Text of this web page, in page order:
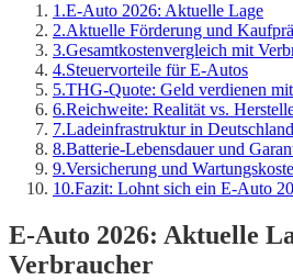
1 .E-Auto 2026: Aktuelle Lage
2.Aktuelle Förderung und
3.Gesamtkostenvergleich mit
4.Steuervorteile für E-Autos
5.THG-Quote: Geld verdienen
6.Reichweite: Realität vs.
7.Ladeinfrastruktur in Deutschland
8.Batterie-Lebensdauer und
9.Versicherung und
10.Fazit: Lohnt sich ein E-Auto
E-Auto 2026: Aktuelle
Verbraucher